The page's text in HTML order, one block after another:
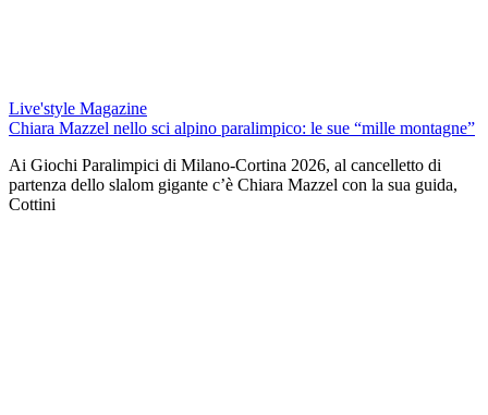
Live'style Magazine
Chiara Mazzel nello sci alpino paralimpico: le sue “mille montagne”
Ai Giochi Paralimpici di Milano-Cortina 2026, al cancelletto di
partenza dello slalom gigante c’è Chiara Mazzel con la sua guida,
Cottini